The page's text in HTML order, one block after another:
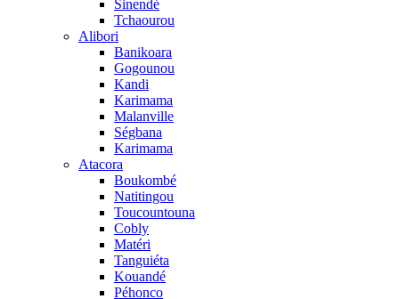
Sinendé
Tchaourou
Alibori
Banikoara
Gogounou
Kandi
Karimama
Malanville
Ségbana
Karimama
Atacora
Boukombé
Natitingou
Toucountouna
Cobly
Matéri
Tanguiéta
Kouandé
Péhonco